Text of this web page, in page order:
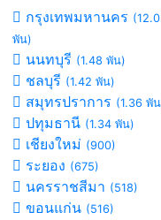
กรุงเทพมหานคร
พัน)
นนทบุรี (1.48 พัน)
ชลบุรี (1.42 พัน)
สมุทรปราการ (1.36 พั
ปทุมธานี (1.34 พัน)
เชียงใหม่ (900)
ระยอง (675)
นครราชสีมา (518)
ขอนแก่น (516)